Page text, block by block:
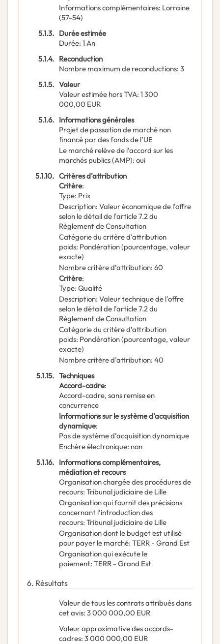
Informations complémentaires: Lorraine
(57-54)
5.1.3. Durée estimée
Durée: 1 An
5.1.4. Reconduction
Nombre maximum de reconductions: 3
5.1.5. Valeur
Valeur estimée hors TVA: 1 300
000,00 EUR
5.1.6. Informations générales
Projet de passation de marché non
financé par des fonds de l’UE
Le marché relève de l’accord sur les
marchés publics (AMP): oui
5.1.10. Critères d’attribution
Critère:
Type: Prix
Description: Valeur économique de l'offre
selon le détail de l'article 7.2 du
Règlement de Consultation
Catégorie du critère d’attribution
poids: Pondération (pourcentage, valeur
exacte)
Nombre critère d’attribution: 60
Critère:
Type: Qualité
Description: Valeur technique de l'offre
selon le détail de l'article 7.2 du
Règlement de Consultation
Catégorie du critère d’attribution
poids: Pondération (pourcentage, valeur
exacte)
Nombre critère d’attribution: 40
5.1.15. Techniques
Accord-cadre:
Accord-cadre, sans remise en
concurrence
Informations sur le système d’acquisition
dynamique:
Pas de système d’acquisition dynamique
Enchère électronique: non
5.1.16. Informations complémentaires,
médiation et recours
Organisation chargée des procédures de
recours: Tribunal judiciaire de Lille
Organisation qui fournit des précisions
concernant l’introduction des
recours: Tribunal judiciaire de Lille
Organisation dont le budget est utilisé
pour payer le marché: TERR - Grand Est
Organisation qui exécute le
paiement: TERR - Grand Est
6. Résultats
Valeur de tous les contrats attribués dans
cet avis: 3 000 000,00 EUR
Valeur approximative des accords-
cadres: 3 000 000,00 EUR